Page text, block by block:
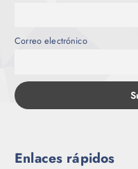
Correo electrónico
Enlaces rápidos